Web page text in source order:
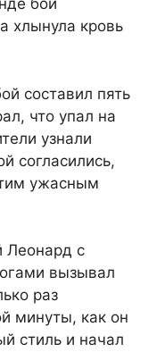
бой
хлынула кровь
составил пять
что упал на
узнали
согласились,
ужасным
Леонард с
вызывал
раз
минуты, как он
стиль и начал